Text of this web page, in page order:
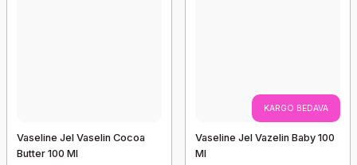
Vaseline Jel Vaselin Cocoa
Butter 100 Ml
KARGO BEDAVA
Vaseline Jel Vazelin Baby 100
Ml